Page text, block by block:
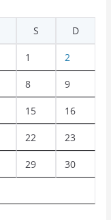
S D
1 2
8 9
15 16
22 23
29 30